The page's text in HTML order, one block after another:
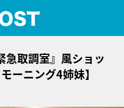
取調室』風ショッ
ーニング4姉妹】